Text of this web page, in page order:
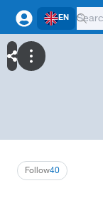
EN
40
Follow